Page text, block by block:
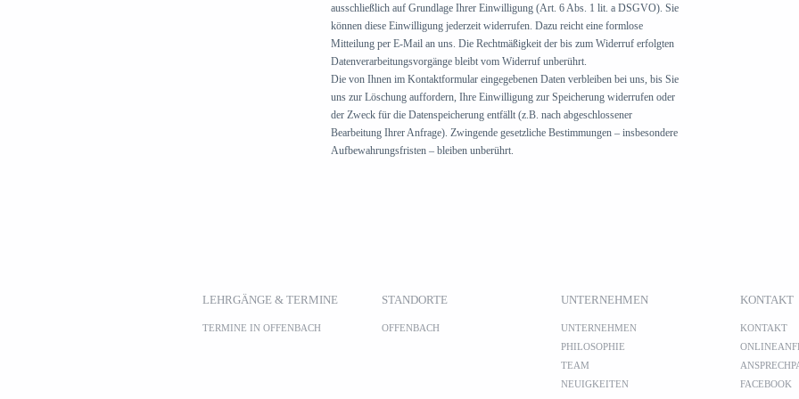
ausschließlich auf Grundlage Ihrer Einwilligung (Art. 6 Abs. 1 lit. a DSGVO). Sie
können diese Einwilligung jederzeit widerrufen. Dazu reicht eine formlose
Mitteilung per E-Mail an uns. Die Rechtmäßigkeit der bis zum Widerruf erfolgten
Datenverarbeitungsvorgänge bleibt vom Widerruf unberührt.
Die von Ihnen im Kontaktformular eingegebenen Daten verbleiben bei uns, bis Sie
uns zur Löschung auffordern, Ihre Einwilligung zur Speicherung widerrufen oder
der Zweck für die Datenspeicherung entfällt (z.B. nach abgeschlossener
Bearbeitung Ihrer Anfrage). Zwingende gesetzliche Bestimmungen – insbesondere
Aufbewahrungsfristen – bleiben unberührt.
LEHRGÄNGE & TERMINE
TERMINE IN OFFENBACH
STANDORTE
OFFENBACH
UNTERNEHMEN
UNTERNEHMEN
PHILOSOPHIE
TEAM
NEUIGKEITEN
KONTAKT
KONTAKT
FACEBOOK